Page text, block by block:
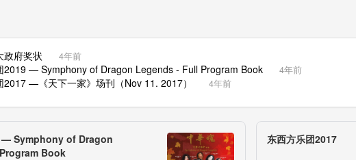
政府奖状 4年前
2019 — Symphony of Dragon Legends - Full Program Book 4年前
2017 —《天下一家》场刊（Nov 11. 2017） 4年前
— Symphony of Dragon
Book
东西方乐团2017